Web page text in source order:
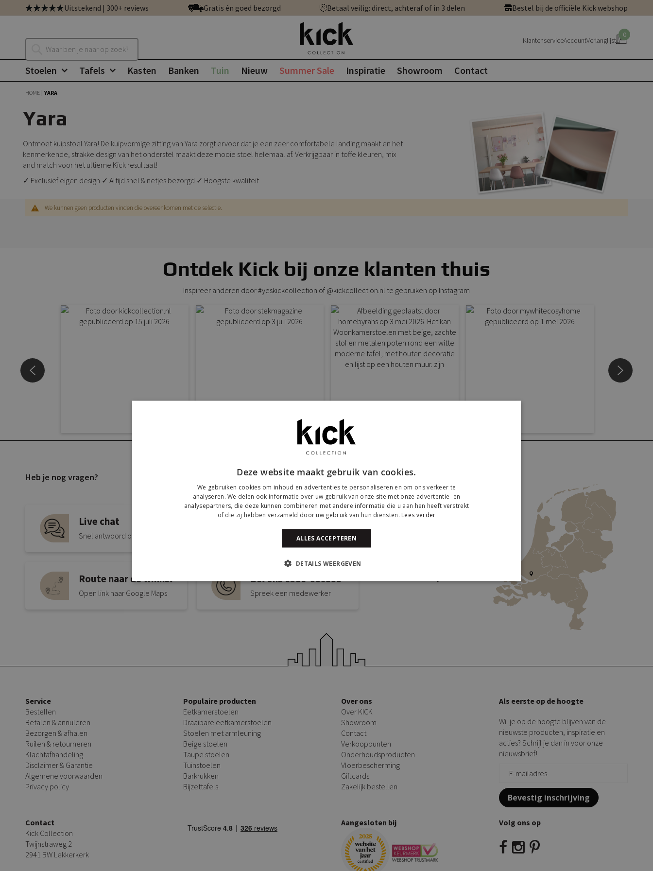
Ga
direct
naar
inhoud
Uitstekend | 300+ reviews Gratis én goed bezorgd Betaal veilig: direct, achteraf of in 3 delen Bestel bij de officiële Kick webshop
Zoeken
KlantenserviceAccountVerlanglijst
0
Stoelen Tafels Kasten Banken Tuin Nieuw Summer Sale Inspiratie Showroom Contact
HOME YARA
Yara
Ontmoet kuipstoel Yara! De kuipvormige zitting van Yara zorgt ervoor dat je een zeer comfortabele landing maakt en het
kenmerkende, strakke design van het onderstel maakt deze mooie stoel helemaal af. Verkrijgbaar in toffe kleuren, mix
and match voor het ultieme Kick resultaat!
✓ Exclusief eigen design ✓ Altijd snel & netjes bezorgd ✓ Hoogste kwaliteit
We kunnen geen producten vinden die overeenkomen met de selectie.
Ontdek Kick bij onze klanten thuis
Inspireer anderen door #yeskickcollection of @kickcollection.nl te gebruiken op Instagram
Heb je nog vragen?
Live chat
Snel antwoord op je vraag
Mail ons via
info@kickcollection.nl
Route naar de winkel
Open link naar Google Maps
Bel ons 0180-660999
Spreek een medewerker
Service
Bestellen
Betalen & annuleren
Bezorgen & afhalen
Ruilen & retourneren
Klachtafhandeling
Disclaimer & Garantie
Algemene voorwaarden
Privacy policy
Populaire producten
Eetkamerstoelen
Draaibare eetkamerstoelen
Stoelen met armleuning
Beige stoelen
Taupe stoelen
Tuinstoelen
Barkrukken
Bijzettafels
Over ons
Over KICK
Showroom
Contact
Verkooppunten
Onderhoudsproducten
Vloerbescherming
Giftcards
Zakelijk bestellen
Als eerste op de hoogte
Wil je op de hoogte blijven van de
nieuwste producten, inspiratie en
acties? Schrijf je dan in voor onze
nieuwsbrief!
Bevestig inschrijving
Contact
Kick Collection
Twijnstraweg 2
2941 BW Lekkerkerk
Aangesloten bij Volg ons op
Deze website maakt gebruik van cookies.
We gebruiken cookies om inhoud en advertenties te personaliseren en om ons verkeer te
analyseren. We delen ook informatie over uw gebruik van onze site met onze advertentie- en
analysepartners, die deze kunnen combineren met andere informatie die u aan hen heeft verstrekt
of die zij hebben verzameld door uw gebruik van hun diensten. Lees verder
ALLES ACCEPTEREN
DETAILS WEERGEVEN